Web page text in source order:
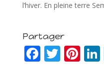
l’hiver. En pleine terre
Partager
F T Pi